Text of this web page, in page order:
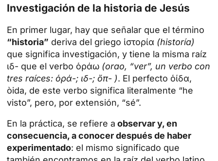
Investigación de la historia de Jesús
En primer lugar, hay que señalar que el término
“historia” deriva del griego ἱστορία (historía)
que significa investigación, y tiene la misma raíz
ιδ- que el verbo ὁράω (orao, “ver”, un verbo con
tres raíces: ὁρά-; ιδ-; ὄπ- ). El perfecto ὁίδα,
òida, de este verbo significa literalmente “he
visto”, pero, por extensión, “sé”.
En la práctica, se refiere a observar y, en
consecuencia, a conocer después de haber
experimentado: el mismo significado que